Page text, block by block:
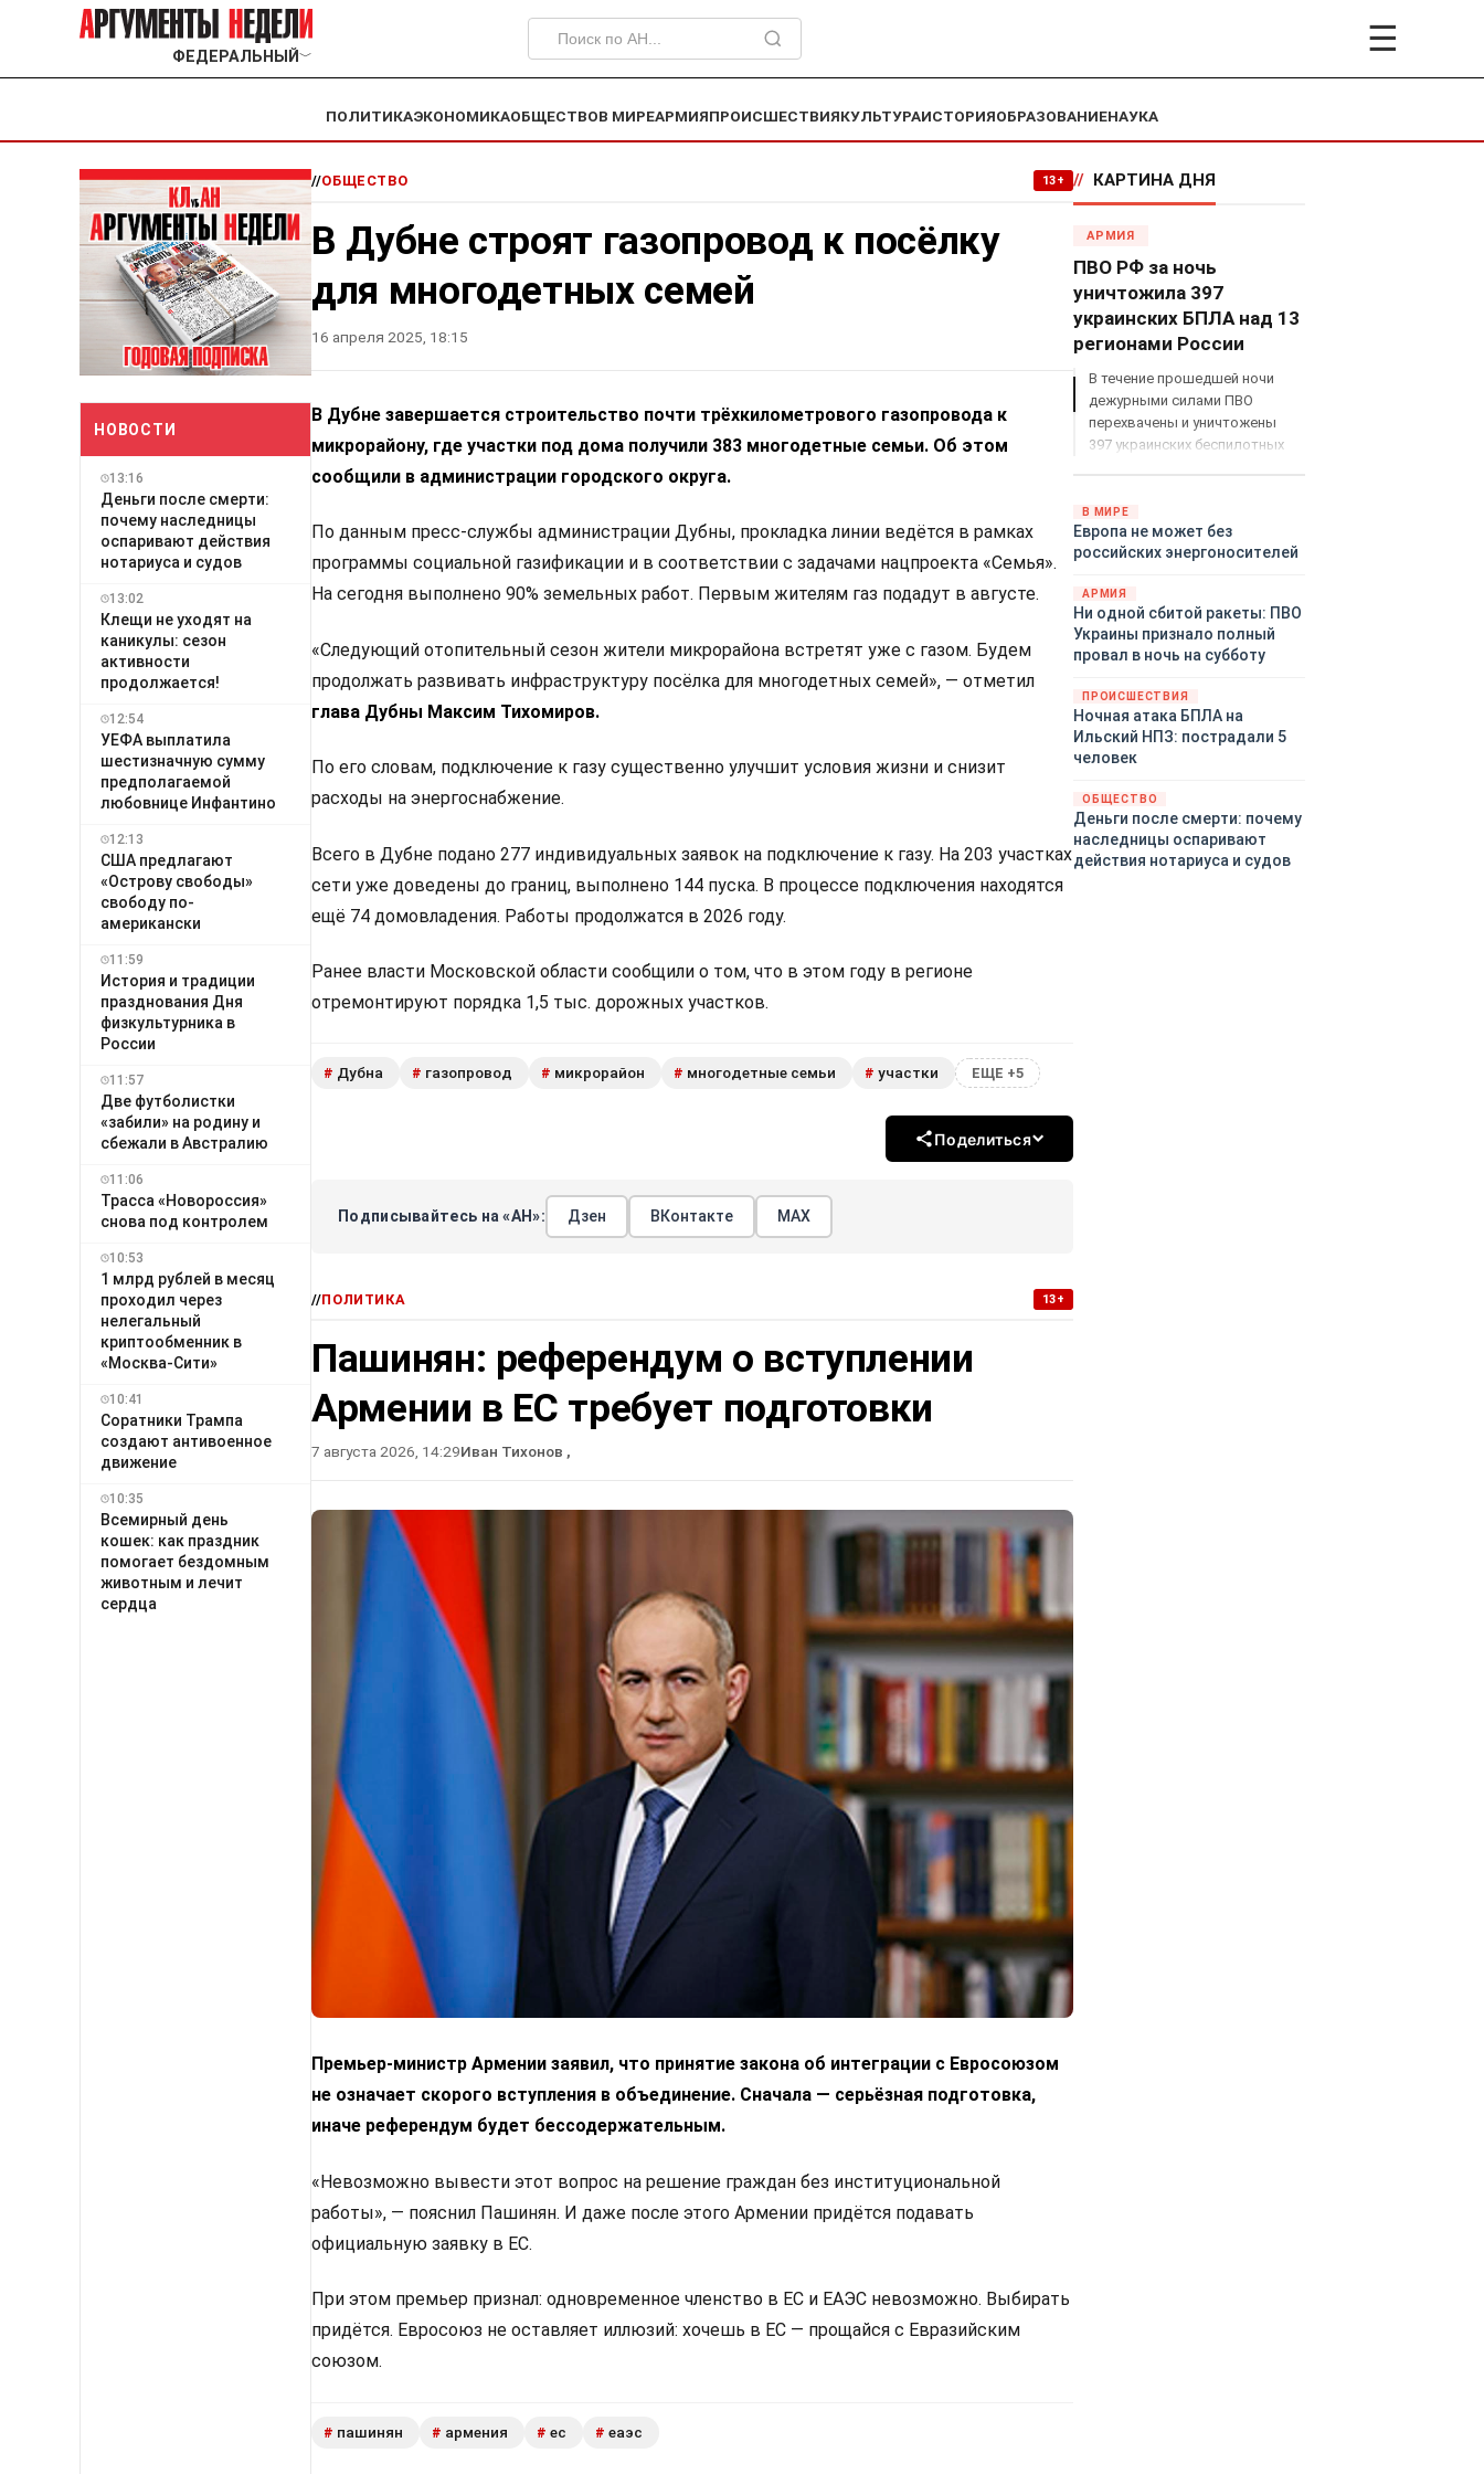
ФЕДЕРАЛЬНЫЙ ﹀ ☰
ПОЛИТИКАЭКОНОМИКАОБЩЕСТВОВ МИРЕАРМИЯПРОИСШЕСТВИЯКУЛЬТУРАИСТОРИЯОБРАЗОВАНИЕНАУКА
НОВОСТИ
13:16
Деньги после смерти:
почему наследницы
оспаривают действия
нотариуса и судов
13:02
Клещи не уходят на
каникулы: сезон
активности
продолжается!
12:54
УЕФА выплатила
шестизначную сумму
предполагаемой
любовнице Инфантино
12:13
США предлагают
«Острову свободы»
свободу по-
американски
11:59
История и традиции
празднования Дня
физкультурника в
России
11:57
Две футболистки
«забили» на родину и
сбежали в Австралию
11:06
Трасса «Новороссия»
снова под контролем
10:53
1 млрд рублей в месяц
проходил через
нелегальный
криптообменник в
«Москва-Сити»
10:41
Соратники Трампа
создают антивоенное
движение
10:35
Всемирный день
кошек: как праздник
помогает бездомным
животным и лечит
сердца
//ОБЩЕСТВО 13+
В Дубне строят газопровод к посёлку
для многодетных семей
16 апреля 2025, 18:15
В Дубне завершается строительство почти трёхкилометрового газопровода к
микрорайону, где участки под дома получили 383 многодетные семьи. Об этом
сообщили в администрации городского округа.
По данным пресс-службы администрации Дубны, прокладка линии ведётся в рамках
программы социальной газификации и в соответствии с задачами нацпроекта «Семья».
На сегодня выполнено 90% земельных работ. Первым жителям газ подадут в августе.
«Следующий отопительный сезон жители микрорайона встретят уже с газом. Будем
продолжать развивать инфраструктуру посёлка для многодетных семей», — отметил
глава Дубны Максим Тихомиров.
По его словам, подключение к газу существенно улучшит условия жизни и снизит
расходы на энергоснабжение.
Всего в Дубне подано 277 индивидуальных заявок на подключение к газу. На 203 участках
сети уже доведены до границ, выполнено 144 пуска. В процессе подключения находятся
ещё 74 домовладения. Работы продолжатся в 2026 году.
Ранее власти Московской области сообщили о том, что в этом году в регионе
отремонтируют порядка 1,5 тыс. дорожных участков.
# Дубна # газопровод # микрорайон # многодетные семьи # участки ЕЩЕ +5
Поделиться
Подписывайтесь на «АН»: Дзен ВКонтакте МАХ
//ПОЛИТИКА 13+
Пашинян: референдум о вступлении
Армении в ЕС требует подготовки
7 августа 2026, 14:29Иван Тихонов ,
Премьер-министр Армении заявил, что принятие закона об интеграции с Евросоюзом
не означает скорого вступления в объединение. Сначала — серьёзная подготовка,
иначе референдум будет бессодержательным.
«Невозможно вывести этот вопрос на решение граждан без институциональной
работы», — пояснил Пашинян. И даже после этого Армении придётся подавать
официальную заявку в ЕС.
При этом премьер признал: одновременное членство в ЕС и ЕАЭС невозможно. Выбирать
придётся. Евросоюз не оставляет иллюзий: хочешь в ЕС — прощайся с Евразийским
союзом.
# пашинян # армения # ес # еаэс
// КАРТИНА ДНЯ
АРМИЯ
ПВО РФ за ночь
уничтожила 397
украинских БПЛА над 13
регионами России
В течение прошедшей ночи
дежурными силами ПВО
перехвачены и уничтожены
397 украинских беспилотных
территориями Белгородской,
Брянской, Воронежской,
Курской, Липецкой,
Ростовской, Рязанской,
Самарской, Саратовской,
Тамбовской, Тульской
областей, Краснодарского
края, Республики Крым и над
акваторией Азовского моря.
В МИРЕ
Европа не может без
российских энергоносителей
АРМИЯ
Ни одной сбитой ракеты: ПВО
Украины признало полный
провал в ночь на субботу
ПРОИСШЕСТВИЯ
Ночная атака БПЛА на
Ильский НПЗ: пострадали 5
человек
ОБЩЕСТВО
Деньги после смерти: почему
наследницы оспаривают
действия нотариуса и судов